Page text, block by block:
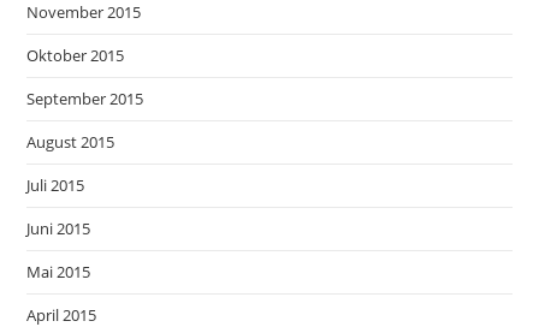
November 2015
Oktober 2015
September 2015
August 2015
Juli 2015
Juni 2015
Mai 2015
April 2015